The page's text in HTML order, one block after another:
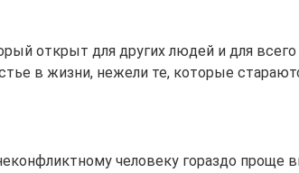
открыт для других людей и для
в жизни, нежели те, которые
человеку гораздо проще